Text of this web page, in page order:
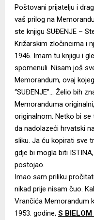
Poštovani prijatelju i
vaš prilog na
ste knjigu SUĐENJE –
Križarskim zločincima i
1946. Imam tu knjigu i
spomenuli. Nisam još
Memorandum, ovaj
“SUĐENJE”… Želio bih
Memoranduma
originalnom. Netko bi
da nadolazeći hrvatski
sliku. Ja ću kopirati sve
gdje bi mogla biti
postojao.
Imao sam priliku
nikad prije nisam čuo.
Vrančića Memorandum
1953. godine, S BIELOM